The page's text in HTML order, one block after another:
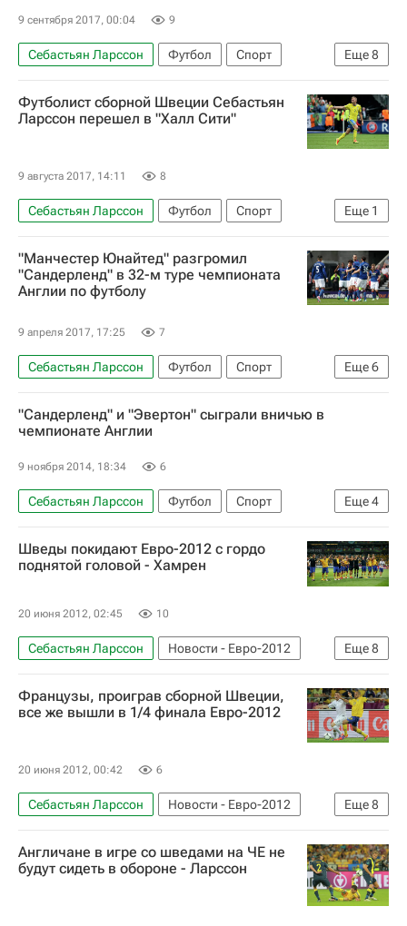
9 сентября 2017, 00:04 9
Еще8
Себастьян Ларссон Футбол
Спорт
Леонид Слуцкий (политик)
Чемпионат Футбольной лиги Англии
Футболист сборной Швеции Себастьян
Ларссон перешел в "Халл Сити"
9 августа 2017, 14:11 8
Еще 1
Себастьян Ларссон Футбол
Спорт
Халл Сити
"Манчестер Юнайтед" разгромил
"Сандерленд" в 32-м туре чемпионата
Англии по футболу
9 апреля 2017, 17:25 7
Еще6
Себастьян Ларссон Футбол
Спорт
АПЛ 2026-2027 (Чемпионат Англии по футболу)
Сандерленд
Манчестер Юнайтед
"Сандерленд" и "Эвертон" сыграли вничью в
чемпионате Англии
9 ноября 2014, 18:34 6
Еще4
Себастьян Ларссон Футбол
Спорт
АПЛ 2026-2027 (Чемпионат Англии по футболу)
Сандерленд
Эвертон Лейтон Бейнс
Шведы покидают Евро-2012 с гордо
поднятой головой - Хамрен
20 июня 2012, 02:45 10
Еще8
Себастьян Ларссон
Новости - Евро-2012
Футбол
Спорт Евро-2012
Эрик Хамрен
Евро 2024
Франция
Швеция
Французы, проиграв сборной Швеции,
все же вышли в 1/4 финала Евро-2012
20 июня 2012, 00:42 6
Еще8
Себастьян Ларссон
Новости - Евро-2012
Футбол
Спорт
Мультимедийный спортивный пакет
Англичане в игре со шведами на ЧЕ не
будут сидеть в обороне - Ларссон